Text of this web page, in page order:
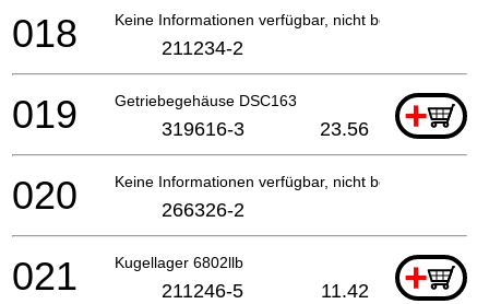
Keine Informationen verfügbar, nicht bestellbar
018 211234-2
Getriebegehäuse DSC163 +
019 319616-3 23.56
Keine Informationen verfügbar, nicht bestellbar
020 266326-2
Kugellager 6802llb +
021 211246-5 11.42